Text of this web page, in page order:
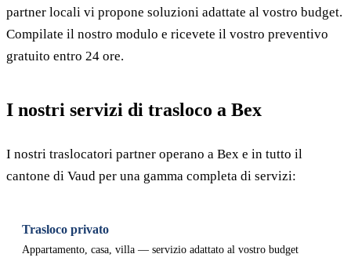
partner locali vi propone soluzioni adattate al vostro budget.
Compilate il nostro modulo e ricevete il vostro preventivo
gratuito entro 24 ore.
I nostri servizi di trasloco a Bex
I nostri traslocatori partner operano a Bex e in tutto il
cantone di Vaud per una gamma completa di servizi:
Trasloco privato
Appartamento, casa, villa — servizio adattato al vostro budget